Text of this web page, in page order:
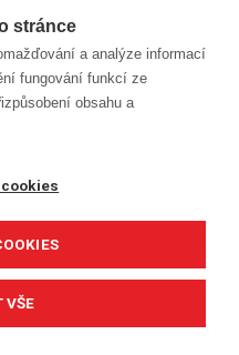
stránce
a analýze informací
fungování funkcí ze
obsahu a
VŠE